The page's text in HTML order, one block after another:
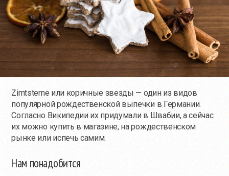
Zimtsterne или коричные звезды — один из видов
популярной рождественской выпечки в Германии.
Согласно Википедии их придумали в Швабии, а сейчас
их можно купить в магазине, на рождественском
рынке или испечь самим.
Нам понадобится